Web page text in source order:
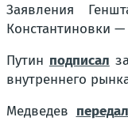
Заявления
Константиновки —
Путин подписал
внутреннего
Медведев передал